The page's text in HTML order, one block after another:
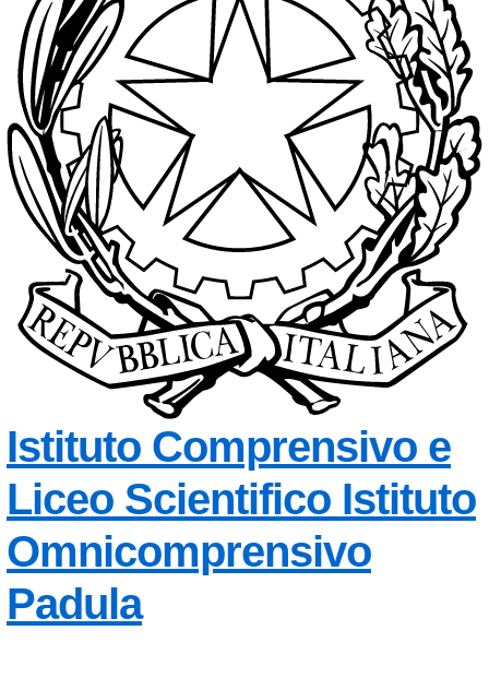
Istituto Comprensivo e
Liceo Scientifico Istituto
Omnicomprensivo
Padula